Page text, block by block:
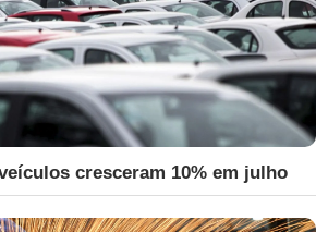
cresceram 10% em julho